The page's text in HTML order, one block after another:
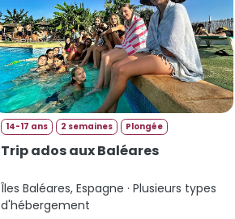
14-17 ans 2 semaines Plongée
Trip ados aux Baléares
Îles Baléares, Espagne · Plusieurs types
d'hébergement